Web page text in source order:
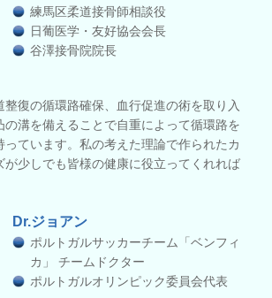
練馬区柔道接骨師相談役
日葡医学・友好協会会長
谷澤接骨院院長
整復の循環路確保、血行促進の術を取り入
の溝を備えることで自重によって循環路を
っています。私の考えた理論で作られたカ
が少しでも皆様の健康に役立ってくれれば
Dr.ジョアン
ポルトガルサッカーチーム「ベンフィ
カ」 チームドクター
ポルトガルオリンピック委員会代表